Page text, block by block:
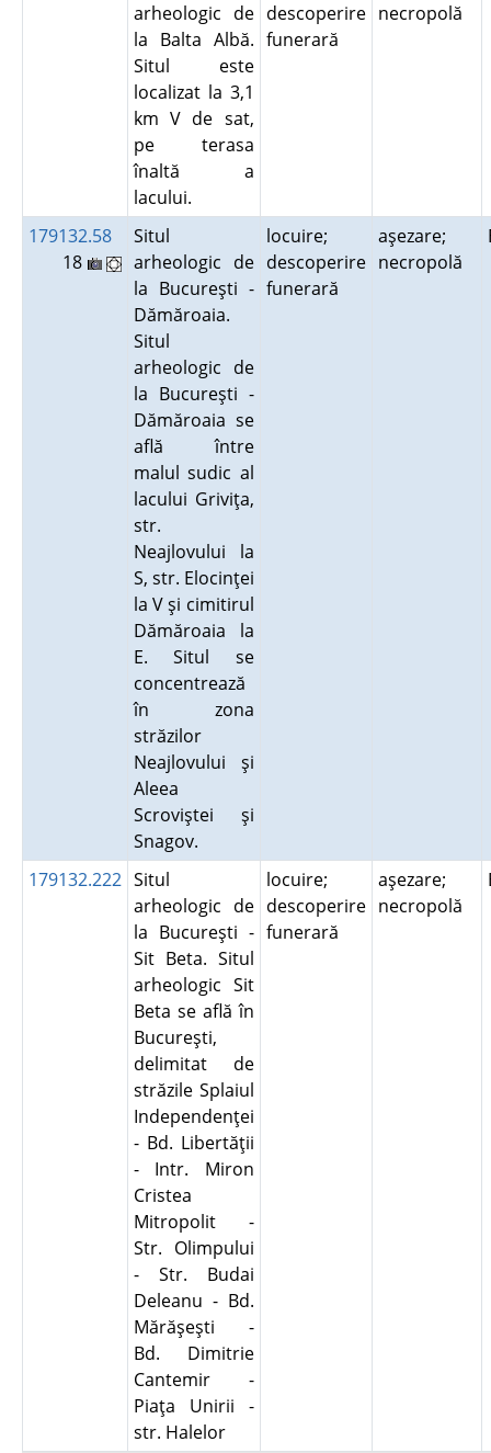
arheologic de
la Balta Albă.
Situl este
localizat la 3,1
km V de sat,
pe terasa
înaltă a
lacului.
descoperire
funerară
necropolă
179132.58
18
Situl
arheologic de
la Bucureşti -
Dămăroaia.
Situl
arheologic de
la Bucureşti -
Dămăroaia se
află între
malul sudic al
lacului Griviţa,
str.
Neajlovului la
S, str. Elocinţei
la V şi cimitirul
Dămăroaia la
E. Situl se
concentrează
în zona
străzilor
Neajlovului şi
Aleea
Scroviştei şi
Snagov.
locuire;
descoperire
funerară
aşezare;
necropolă
179132.222 Situl
arheologic de
la Bucureşti -
Sit Beta. Situl
arheologic Sit
Beta se află în
Bucureşti,
delimitat de
străzile Splaiul
Independenţei
- Bd. Libertăţii
- Intr. Miron
Cristea
Mitropolit -
Str. Olimpului
- Str. Budai
Deleanu - Bd.
Mărăşeşti -
Bd. Dimitrie
Cantemir -
Piaţa Unirii -
str. Halelor
locuire;
descoperire
funerară
aşezare;
necropolă